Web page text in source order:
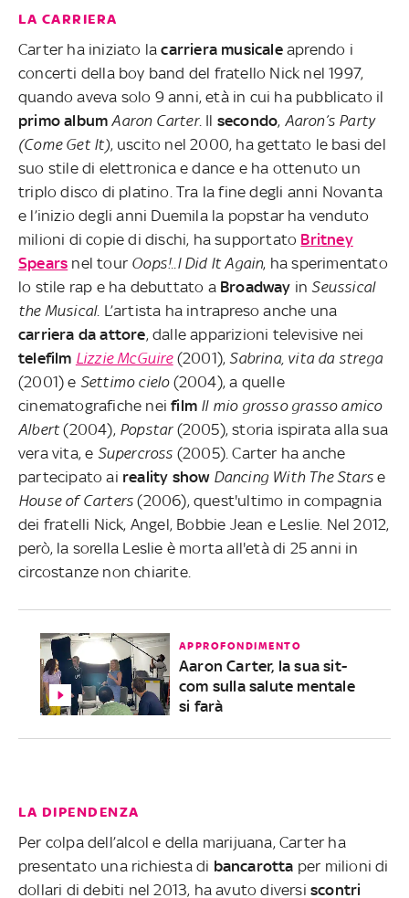
LA CARRIERA
Carter ha iniziato lacarriera musicaleaprendo i
concerti della boy band del fratello Nick nel 1997,
quando aveva solo 9 anni, età in cui ha pubblicato il
primo album Aaron Carter. Il secondo, Aaron’s Party
(Come Get It), uscito nel 2000, ha gettato le basi del
suo stile di elettronica e dance e ha ottenuto un
triplo disco di platino. Tra la fine degli anni Novanta
e l’inizio degli anni Duemila la popstar ha venduto
milioni di copie di dischi, ha supportato Britney
Spears nel tour Oops!..I Did It Again, ha sperimentato
lo stile rap e ha debuttato a Broadway inSeussical
the Musical. L’artista ha intrapreso anche una
carriera da attore, dalle apparizioni televisive nei
telefilm Lizzie McGuire (2001),Sabrina, vita da strega
(2001) e Settimo cielo (2004), a quelle
cinematografiche neifilm Il mio grosso grasso amico
Albert(2004), Popstar(2005), storia ispirata alla sua
vera vita, e Supercross (2005). Carter ha anche
partecipato ai reality show Dancing With The Stars e
House of Carters(2006), quest'ultimo in compagnia
dei fratelli Nick, Angel, Bobbie Jean e Leslie. Nel 2012,
però, la sorella Leslie è morta all'età di 25 anni in
circostanze non chiarite.
APPROFONDIMENTO
Aaron Carter, la sua sit-
com sulla salute mentale
si farà
LA DIPENDENZA
Per colpa dell’alcol e della marijuana, Carter ha
presentato una richiesta di bancarotta per milioni di
dollari di debiti nel 2013, ha avuto diversiscontri